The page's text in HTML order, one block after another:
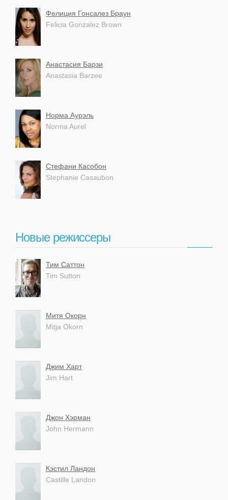
Фелиция Гонсалез Браун
Felicia Gonzalez Brown
Анастасия Барзи
Anastasia Barzee
Норма Аурэль
Norma Aurel
Стефани Касобон
Stephanie Casaubon
Новые режиссеры
Тим Саттон
Tim Sutton
Митя Окорн
Mitja Okorn
Джим Харт
Jim Hart
Джон Хэрман
John Hermann
Кэстил Ландон
Castille Landon